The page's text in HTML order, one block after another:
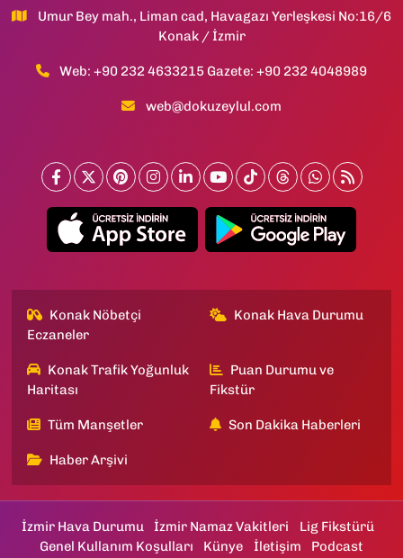
Umur Bey mah., Liman cad, Havagazı Yerleşkesi No:16/6
Konak / İzmir
Web: +90 232 4633215 Gazete: +90 232 4048989
web@dokuzeylul.com
Konak Nöbetçi
Eczaneler
Konak Hava Durumu
Konak Trafik Yoğunluk
Haritası
Puan Durumu ve
Fikstür
Tüm Manşetler Son Dakika Haberleri
Haber Arşivi
İzmir Hava Durumu İzmir Namaz Vakitleri
Lig Fikstürü
Genel Kullanım Koşulları
Künye İletişim Podcast